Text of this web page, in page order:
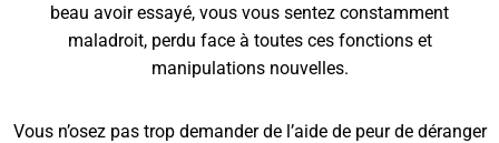
beau avoir essayé, vous vous sentez constamment
maladroit, perdu face à toutes ces fonctions et
manipulations nouvelles.
Vous n’osez pas trop demander de l’aide de peur de déranger